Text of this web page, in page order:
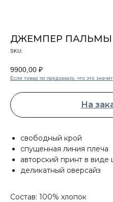
ДЖЕМПЕР ПАЛЬМЫ
SKU:
9900,00 ₽
Если товар по предзаказу, что это значит
На
свободный крой
спущенная линия плеча
авторский принт в виде
деликатный оверсайз
Состав: 100% хлопок